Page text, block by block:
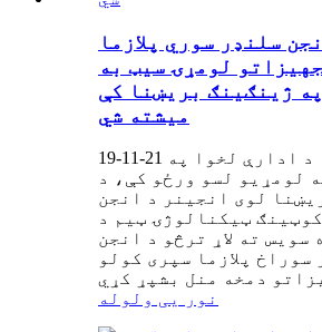
سلنډر سوري پلازما
لومړۍ سیټ به
ژینګینګ بریښنا کې
میشته شي
د ادارې لخوا په 21-11-19
لومړیو لسو ورځو کې، د
لوی انجینر د انجن
ټیکنالوژۍ ټیم د
سویس ته لاړ ترڅو د انجن
سوراخ پلازما سپری کولو
نور یی ولوله